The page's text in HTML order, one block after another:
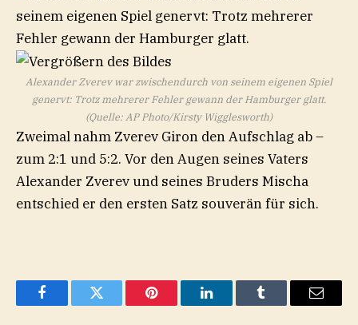
Alexander Zverev war zwischendurch von seinem eigenen Spiel
genervt: Trotz mehrerer Fehler gewann der Hamburger glatt.
(Quelle: AP Photo/Kirsty Wigglesworth)
Zweimal nahm Zverev Giron den Aufschlag ab –
zum 2:1 und 5:2. Vor den Augen seines Vaters
Alexander Zverev und seines Bruders Mischa
entschied er den ersten Satz souverän für sich.
FacebookTwitter Pinterest LinkedInTumblr Email